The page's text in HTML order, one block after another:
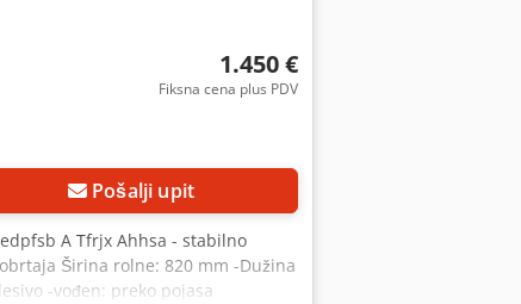
1.450 €
Fiksna cena plus PDV
Pošalji upit
A Tfrjx Ahhsa - stabilno
Širina rolne: 820 mm -Dužina
-vođen: preko pojasa